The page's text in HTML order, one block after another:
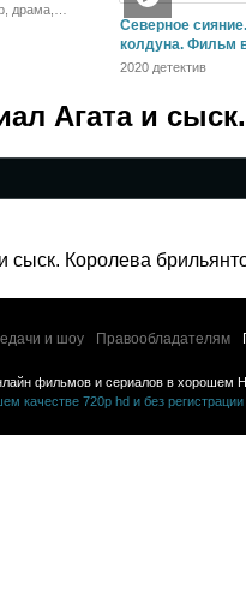
драма,
Северное
колдуна. Фильм
2020 детектив
Агата и
сыск. Королева
и шоу Правообладателям
фильмов и сериалов в хорошем
качестве 720p hd и без